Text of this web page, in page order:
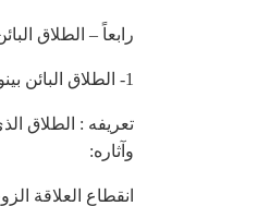
رابعاً – الطلاق
1- الطلاق البائن بينونة صغرى:
تعريفه : الطلاق
وآثاره:
انقطاع العلاقة